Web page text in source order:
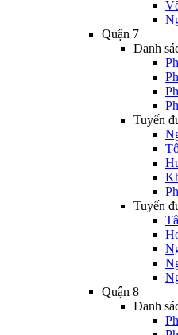
Quận 7
Danh
Tuyến
Tuyến
Quận 8
Danh